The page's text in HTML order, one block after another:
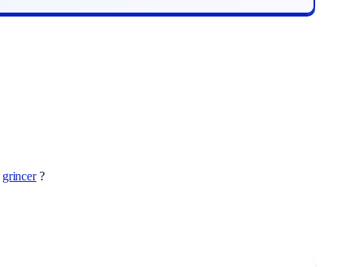
grincer?